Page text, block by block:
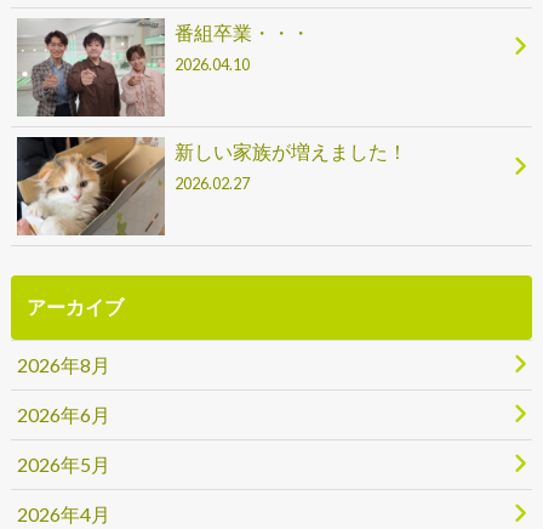
番組卒業・・・
2026.04.10
新しい家族が増えました！
2026.02.27
アーカイブ
2026年8月
2026年6月
2026年5月
2026年4月